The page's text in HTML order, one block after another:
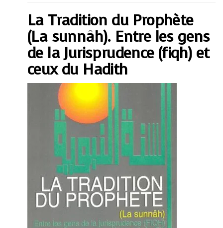
sunnâh).
Entre
les
gens
de
la
Jurisprudence
(fiqh)
et
ceux
La Tradition du Prophète
(La sunnâh). Entre les gens
de la Jurisprudence (fiqh) et
ceux du Hadith